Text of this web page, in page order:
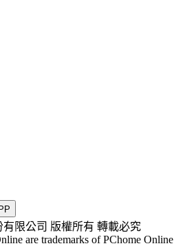
限公司 版權所有 轉載必究
are trademarks of PChome Online